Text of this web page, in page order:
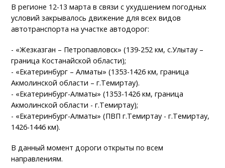
В регионе 12-13 марта в связи с ухудшением погодных
условий закрывалось движение для всех видов
автотранспорта на участке автодорог:
- «Жезказган – Петропавловск» (139-252 км, с.Улытау –
граница Костанайской области);
- «Екатеринбург – Алматы» (1353-1426 км, граница
Акмолинской области – г.Темиртау).
- «Екатеринбург-Алматы» (1353-1426 км, граница
Акмолинской области - г.Темиртау);
- «Екатеринбург-Алматы» (ПВП г.Темиртау - г.Темиртау,
1426-1446 км).
В данный момент дороги открыты по всем
направлениям.